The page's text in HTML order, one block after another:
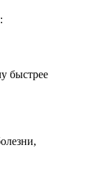
быстрее